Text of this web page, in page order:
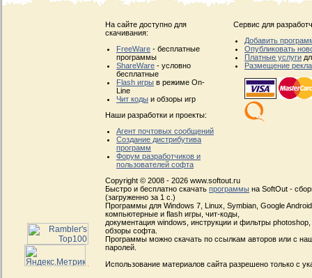
На сайте доступно для
скачивания:
FreeWare - бесплатные
программы
ShareWare - условно
бесплатные
Flash игры в режиме On-
Line
Чит коды и обзоры игр
Наши разработки и проекты:
Агент почтовых сообщений
Создание дистрибутива
программ
Форум разработчиков и
пользователей софта
Сервис для
Добавить
Опубликовать
Платные услуги
Размещение
Copyright © 2008 - 2026 www.softout.ru
Быстро и бесплатно скачать программы на SoftOut -
(загруженно за 1 с.)
Программы для Windows 7, Linux, Symbian, Google
компьютерные и flash игры, чит-коды,
документация windows, инструкции и фильтры
обзоры софта.
Программы можно скачать по ссылкам авторов или с
паролей.
Использование материалов сайта разрешено только с